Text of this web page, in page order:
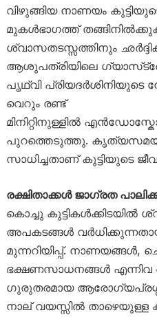
വിഴുങ്ങിയ നാണയം
മുകൾഭാഗത്ത്
ശ്വാസതടസ്സത്തിനും
ആശുപത്രിയിലെ
പൃഥ്വി
വെറും രണ്ട്
മിനിറ്റിനുള്ളിൽ
പുറത്തെടുത്തു.
സാധിച്ചതാണ് കുട്ടിയുടെ
രക്ഷിതാക്കൾ ജാഗ്രത
കൊച്ചു കുട്ടികൾക്കിടയിൽ
അപകടങ്ങൾ
മുന്നറിയിപ്പ്. നാണയങ്ങൾ,
ഭക്ഷണസാധനങ്ങൾ എന്നിവ
ഗുരുതരമായ
നാല് വയസ്സിൽ താഴെയുള്ള